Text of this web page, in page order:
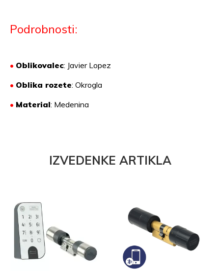
Podrobnosti:
• Oblikovalec: Javier Lopez
• Oblika rozete: Okrogla
• Material: Medenina
IZVEDENKE ARTIKLA